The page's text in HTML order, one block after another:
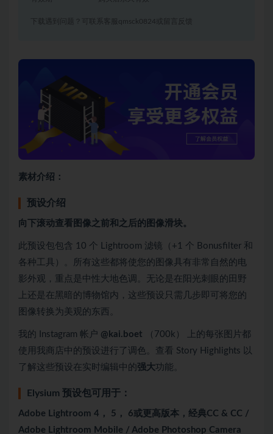
下载遇到问题？可联系客服qmsck0824或留言反馈
素材介绍：
预设介绍
向下滚动查看图像之前和之后的图像滑块。
此预设包包含 10 个 Lightroom 滤镜（+1 个 Bonusfilter 和
各种工具）。所有这些都将使您的图像具有非常自然的电
影外观，重点是中性大地色调。无论是在阳光刺眼的田野
上还是在黑暗的博物馆内，这些预设只需几步即可将您的
图像转换为美观的东西。
我的 Instagram 帐户 @kai.boet
（700k） 上的每张图片都
使用我商店中的预设进行了调色。查看 Story Highlights 以
了解这些预设在实时编辑中的 强大功能。
Elysium 预设包可用于：
Adobe Lightroom 4， 5， 6或更高版本，经典CC & CC /
Adobe Lightroom Mobile / Adobe Photoshop Camera